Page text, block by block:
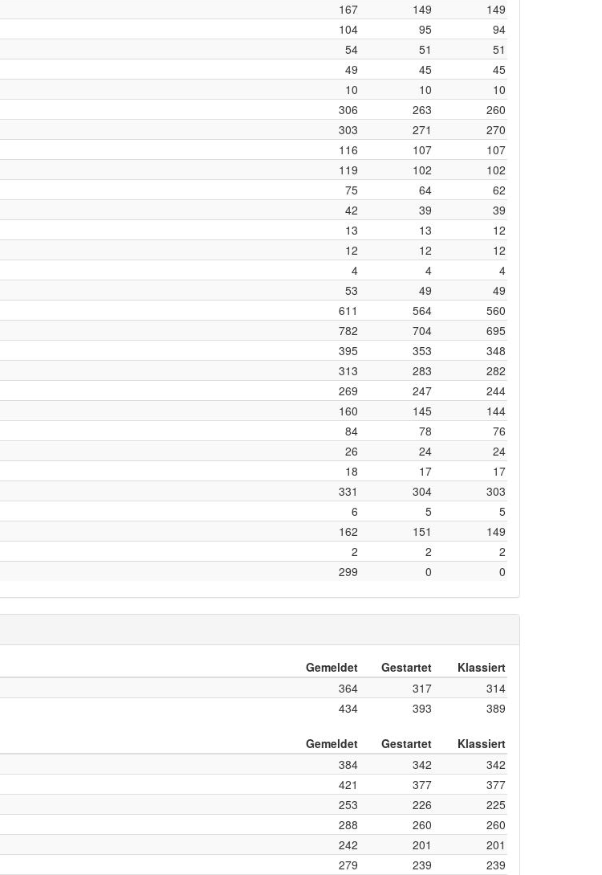
167 149
149
104 95
94
54 51
51
49 45
45
10 10
10
306 263
260
303 271
270
116 107
107
119 102
102
75 64
62
42 39
39
13 13
12
12 12
12
4 4
4
53 49
49
611 564
560
782 704
695
395 353
348
313 283
282
269 247
244
160 145
144
84 78
76
26 24
24
18 17
17
331 304
303
6 5
5
162 151
149
2 2
2
299 0 0
Gemeldet Gestartet
Klassiert
364 317
314
434 393 389
Gemeldet Gestartet
Klassiert
384 342
342
421 377
377
253 226
225
288 260
260
242 201
201
279 239
239